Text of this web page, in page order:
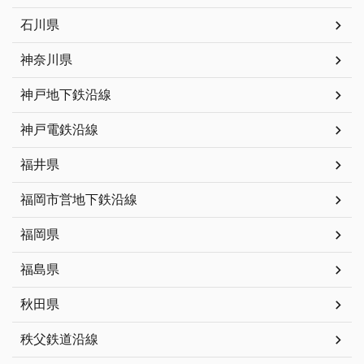
石川県
神奈川県
神戸地下鉄沿線
神戸電鉄沿線
福井県
福岡市営地下鉄沿線
福岡県
福島県
秋田県
秩父鉄道沿線